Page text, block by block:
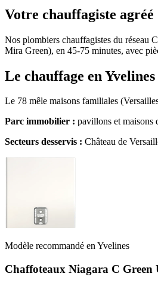
Votre chauffagiste
Nos plombiers chauffagistes du réseau
Mira Green), en 45-75 minutes, avec
Le chauffage en
Le 78 mêle maisons familiales
Parc immobilier : pavillons et maisons
Secteurs desservis : Château de
Modèle recommandé en Yvelines
Chaffoteaux Niagara C Green